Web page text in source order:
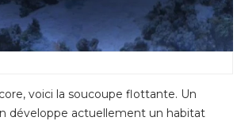
voici la soucoupe flottante. Un
développe actuellement un habitat